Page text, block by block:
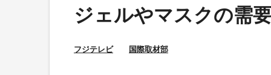
ジェルやマスクの需
フジテレビ 国際取材部